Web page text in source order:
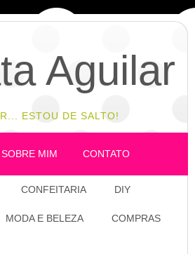
Aguilar
ESTOU DE SALTO!
SOBRE MIM CONTATO
CONFEITARIA DIY
MODA E BELEZA COMPRAS